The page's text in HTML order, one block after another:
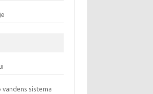
sistema